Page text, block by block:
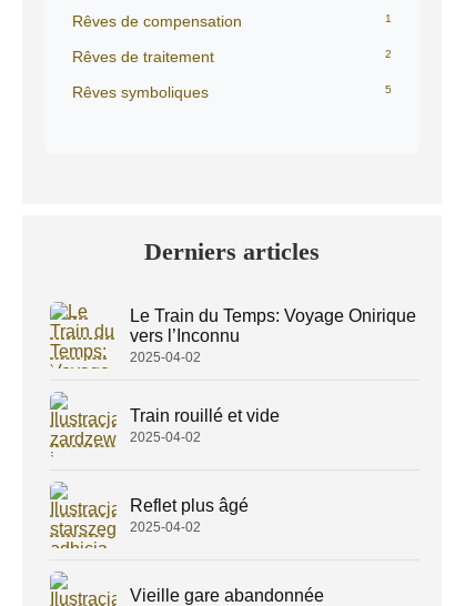
Rêves de compensation 1
Rêves de traitement 2
Rêves symboliques 5
Derniers articles
Le Train du Temps: Voyage Onirique
vers l’Inconnu
2025-04-02
Train rouillé et vide
2025-04-02
Reflet plus âgé
2025-04-02
Vieille gare abandonnée